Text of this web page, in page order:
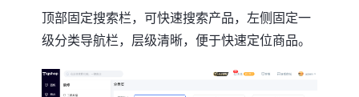
顶部固定搜索栏，可快速搜索产品，左侧固定一
级分类导航栏，层级清晰，便于快速定位商品。